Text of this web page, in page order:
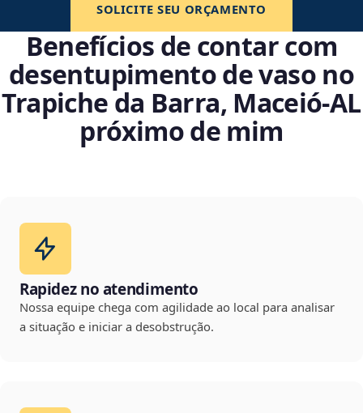
SOLICITE SEU ORÇAMENTO
Benefícios de contar com
desentupimento de vaso no
Trapiche da Barra, Maceió‑AL
próximo de mim
Rapidez no atendimento
Nossa equipe chega com agilidade ao local para analisar
a situação e iniciar a desobstrução.